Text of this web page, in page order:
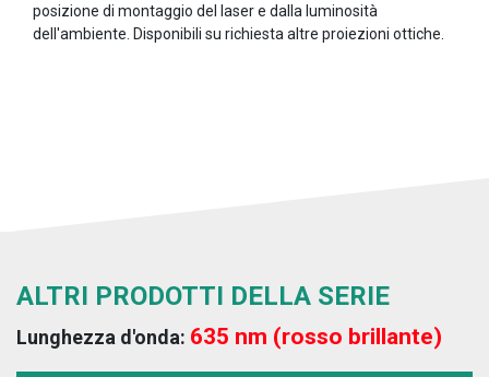
posizione di montaggio del laser e dalla luminosità
dell'ambiente. Disponibili su richiesta altre proiezioni ottiche.
ALTRI PRODOTTI DELLA SERIE
Lunghezza d'onda: 635 nm (rosso brillante)